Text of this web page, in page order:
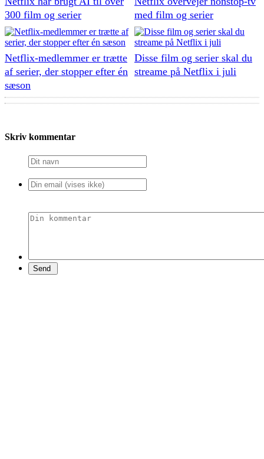
300 film og serier
med film og serier
Netflix-medlemmer er trætte
af serier, der stopper efter én
sæson
Disse film og serier skal du
streame på Netflix i juli
Skriv kommentar